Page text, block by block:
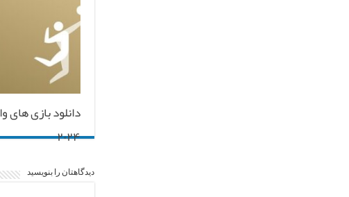
دانلود بازی های
۲۰۲۴
دیدگاهتان را بنویسید